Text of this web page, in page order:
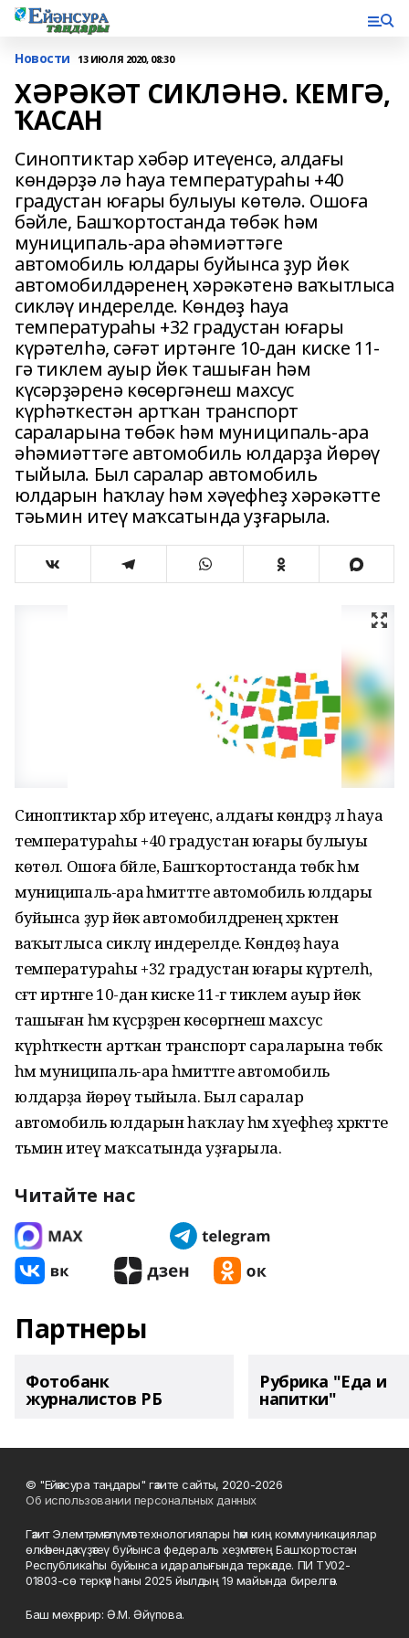
Новости 13 ИЮЛЯ 2020, 08:30
ХӘРӘКӘТ СИКЛӘНӘ. КЕМГӘ,
ҠАСАН
Синоптиктар хәбәр итеүенсә, алдағы
көндәрҙә лә һауа температураһы +40
градустан юғары булыуы көтөлә. Ошоға
бәйле, Башҡортостанда төбәк һәм
муниципаль-ара әһәмиәттәге
автомобиль юлдары буйынса ҙур йөк
автомобилдәренең хәрәкәтенә ваҡытлыса
сикләү индерелде. Көндөҙ һауа
температураһы +32 градустан юғары
күрәтелһә, сәғәт иртәнге 10-дан киске 11-
гә тиклем ауыр йөк ташыған һәм
күсәрҙәренә көсөргәнеш махсус
күрһәткестән артҡан транспорт
сараларына төбәк һәм муниципаль-ара
әһәмиәттәге автомобиль юлдарҙа йөрөү
тыйыла. Был саралар автомобиль
юлдарын һаҡлау һәм хәүефһеҙ хәрәкәтте
тәьмин итеү маҡсатында уҙғарыла.
Синоптиктар хәбәр итеүенсә, алдағы көндәрҙә лә һауа
температураһы +40 градустан юғары булыуы
көтөлә. Ошоға бәйле, Башҡортостанда төбәк һәм
муниципаль-ара әһәмиәттәге автомобиль юлдары
буйынса ҙур йөк автомобилдәренең хәрәкәтенә
ваҡытлыса сикләү индерелде. Көндөҙ һауа
температураһы +32 градустан юғары күрәтелһә,
сәғәт иртәнге 10-дан киске 11-гә тиклем ауыр йөк
ташыған һәм күсәрҙәренә көсөргәнеш махсус
күрһәткестән артҡан транспорт сараларына төбәк
һәм муниципаль-ара әһәмиәттәге автомобиль
юлдарҙа йөрөү тыйыла. Был саралар
автомобиль юлдарын һаҡлау һәм хәүефһеҙ хәрәкәтте
тәьмин итеү маҡсатында уҙғарыла.
Читайте нас
Партнеры
Фотобанк
журналистов РБ
Рубрика "Еда и
напитки"
© "Ейәнсура таңдары" гәзите сайты, 2020-2026
Об использовании персональных данных
Гәзит Элемтә, мәғлүмәт технологиялары һәм киң коммуникациялар
өлкәһендә күҙәтеү буйынса федераль хеҙмәттең Башҡортостан
Республикаһы буйынса идаралығында теркәлде. ПИ ТУ02-
01803-сө теркәү һаны 2025 йылдың 19 майында бирелгән.
Баш мөхәррир: Ә.М. Әйүпова.